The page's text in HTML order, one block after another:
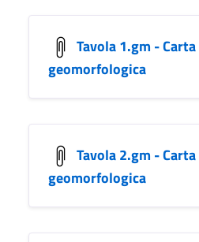
Tavola 1.gm - Carta
geomorfologica
Tavola 2.gm - Carta
geomorfologica